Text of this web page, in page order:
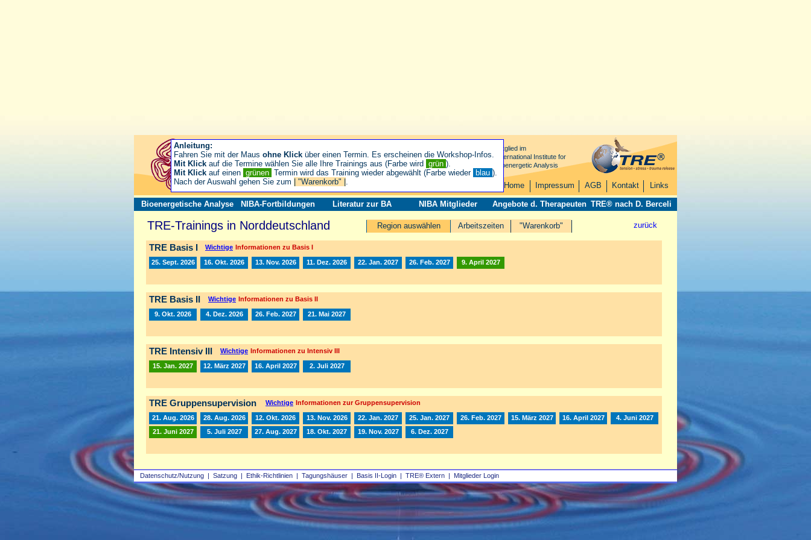
Datenschutz/Nutzung | Satzung | Ethik-Richtlinien | Tagungshäuser | Basis II‑Login | TRE® Extern | Mitglieder Login
Mitglied im
International Institute for
Bioenergetic Analysis
Home Impressum AGB Kontakt Links
Bioenergetische Analyse NIBA-Fortbildungen Literatur zur BA NIBA Mitglieder Angebote d. Therapeuten TRE® nach D. Berceli
zurück
Arbeitszeiten "Warenkorb"
TRE-Trainings in Norddeutschland Region auswählen
TRE Basis I Wichtige Informationen zu Basis I
25. Sept. 2026 16. Okt. 2026 13. Nov. 2026 11. Dez. 2026 22. Jan. 2027 26. Feb. 2027 9. April 2027
TRE Basis II Wichtige Informationen zu Basis II
9. Okt. 2026 4. Dez. 2026 26. Feb. 2027 21. Mai 2027
TRE Intensiv III Wichtige Informationen zu Intensiv III
15. Jan. 2027 12. März 2027 16. April 2027 2. Juli 2027
TRE Gruppensupervision Wichtige Informationen zur Gruppensupervision
21. Aug. 2026 28. Aug. 2026 12. Okt. 2026 13. Nov. 2026 22. Jan. 2027 25. Jan. 2027 26. Feb. 2027 15. März 2027 16. April 2027
4. Juni 2027
21. Juni 2027
5. Juli 2027 27. Aug. 2027 18. Okt. 2027 19. Nov. 2027 6. Dez. 2027
Anleitung:
Fahren Sie mit der Maus ohne Klick über einen Termin. Es erscheinen die Workshop-Infos.
Mit Klick auf die Termine wählen Sie alle Ihre Trainings aus (Farbe wird grün ).
Mit Klick auf einen grünen Termin wird das Training wieder abgewählt (Farbe wieder blau ).
Nach der Auswahl gehen Sie zum
| "Warenkorb" | .